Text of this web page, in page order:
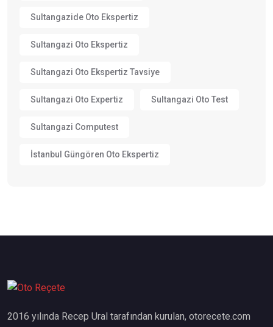
Sultangazide Oto Ekspertiz
Sultangazi Oto Ekspertiz
Sultangazi Oto Ekspertiz Tavsiye
Sultangazi Oto Expertiz Sultangazi Oto Test
Sultangazi Computest
İstanbul Güngören Oto Ekspertiz
2016 yılında Recep Ural tarafından kurulan, otorecete.com